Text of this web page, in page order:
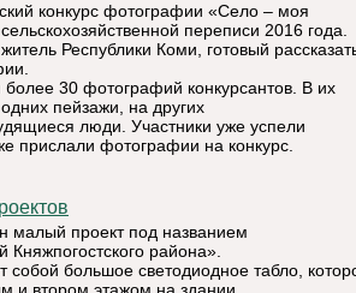
конкурс фотографии «Село – моя
переписи 2016 года.
Республики Коми, готовый
30 фотографий конкурсантов. В их
пейзажи, на других
люди. Участники уже успели
прислали фотографии на конкурс.
малый проект под названием
района».
большое светодиодное табло,